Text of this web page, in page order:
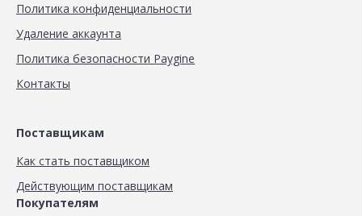
Политика конфиденциальности
Удаление аккаунта
Политика безопасности Paygine
Контакты
Поставщикам
Как стать поставщиком
Действующим поставщикам
Покупателям